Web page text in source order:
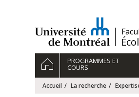
/
Navigation
principale
ACCUEILPROGRAMMES ET
COURS
Accueil La recherche